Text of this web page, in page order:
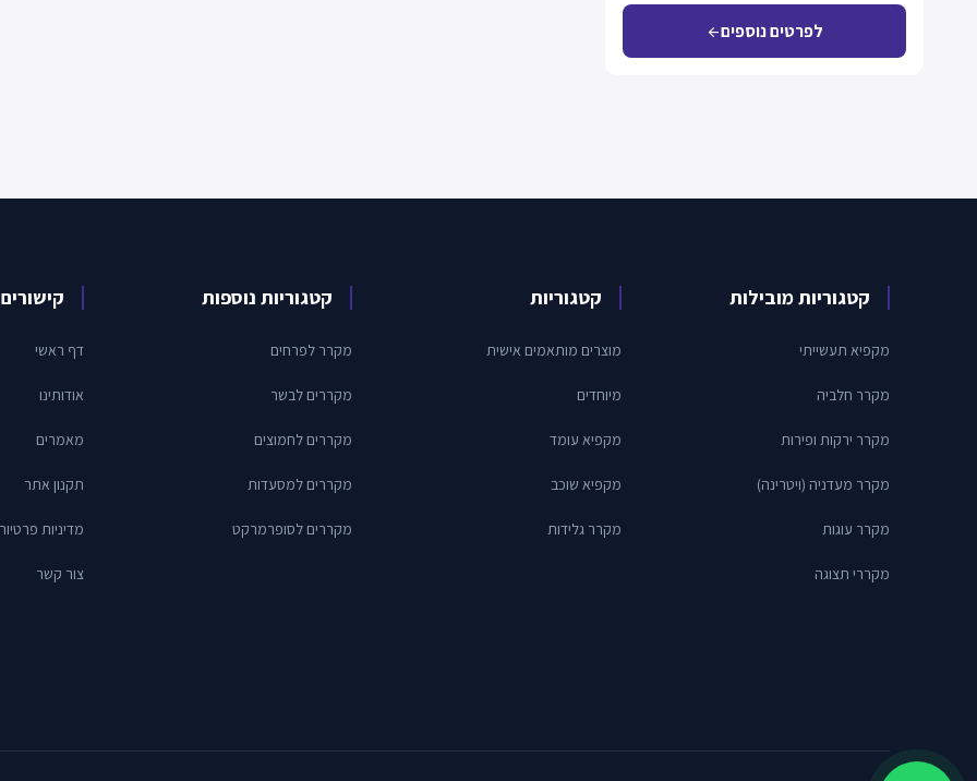
לפרטים נוספיםarrow_back
קטגוריות מובילות
מקפיא תעשייתי
מקרר חלביה
מקרר ירקות ופירות
מקרר מעדניה (ויטרינה)
מקרר עוגות
מקררי תצוגה
קטגוריות
מוצרים מותאמים אישית
מיוחדים
מקפיא עומד
מקפיא שוכב
מקרר גלידות
קטגוריות נוספות
מקרר לפרחים
מקררים לבשר
מקררים לחמוצים
מקררים למסעדות
מקררים לסופרמרקט
דף ראשי
אודותינו
מאמרים
תקנון אתר
מדיניות
צור קשר